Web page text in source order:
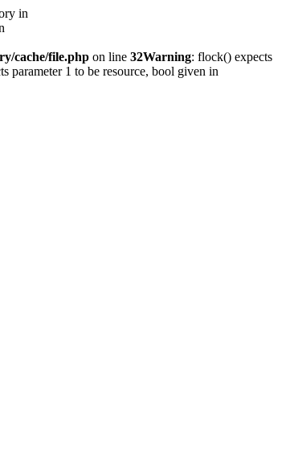
in
cache/file.php on line 32Warning: flock() expects
parameter 1 to be resource, bool given in